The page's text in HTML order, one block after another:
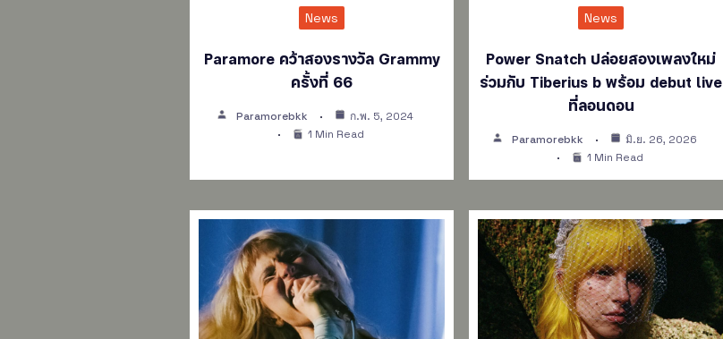
News
Paramore คว้าสองรางวัล Grammy
ครั้งที่ 66
Paramorebkk
ก.พ. 5, 2024
1 Min Read
News
Power Snatch ปล่อยสองเพลงใหม่
ร่วมกับ Tiberius b พร้อม debut live
ที่ลอนดอน
Paramorebkk
มิ.ย. 26, 2026
1 Min Read